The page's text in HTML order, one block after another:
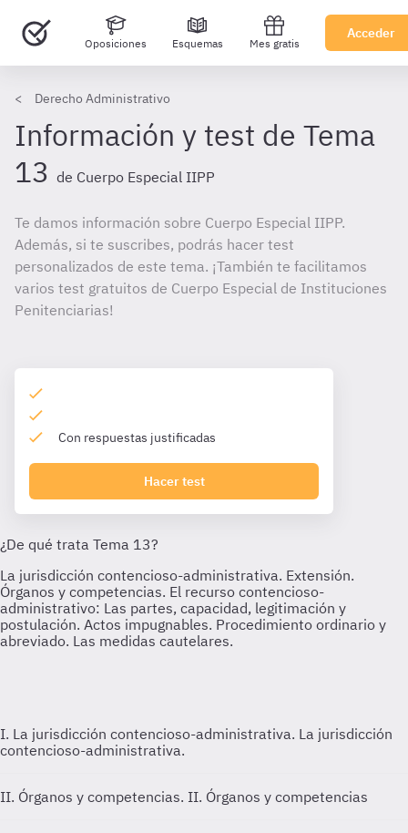
Oposiciones Esquemas Mes gratis
Acceder
Derecho Administrativo
Información y test de Tema
13 de Cuerpo Especial IIPP
Te damos información sobre Cuerpo Especial IIPP.
Además, si te suscribes, podrás hacer test
personalizados de este tema. ¡También te facilitamos
varios test gratuitos de Cuerpo Especial de Instituciones
Penitenciarias!
Con respuestas justificadas
Hacer test
I. La jurisdicción contencioso-administrativa. La jurisdicción
contencioso-administrativa.
II. Órganos y competencias. II. Órganos y competencias